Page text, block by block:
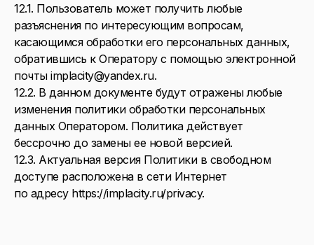
12.1. Пользователь может получить любые
разъяснения по интересующим вопросам,
касающимся обработки его персональных данных,
обратившись к Оператору с помощью электронной
почты implacity@yandex.ru.
12.2. В данном документе будут отражены любые
изменения политики обработки персональных
данных Оператором. Политика действует
бессрочно до замены ее новой версией.
12.3. Актуальная версия Политики в свободном
доступе расположена в сети Интернет
по адресу https://implacity.ru/privacy.